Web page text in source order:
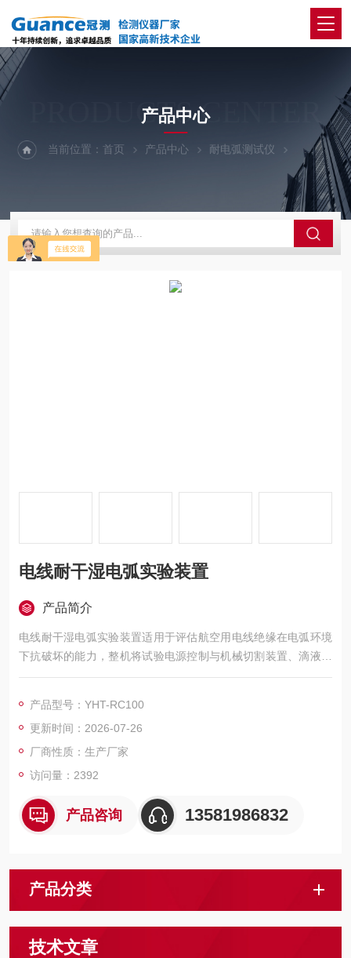
PRODUCTS CENTER
产品中心
当前位置：首页 产品中心 耐电弧测试仪 100-电线
电线耐干湿电弧实验装置
产品简介
电线耐干湿电弧实验装置适用于评估航空用电线绝缘在电弧环境
下抗破坏的能力，整机将试验电源控制与机械切割装置、滴液装
置有机结合，采用10寸高清触摸屏参数化控制；整个装置采用西
是一台专业的电线耐电弧测试设备。
产品型号：YHT-RC100
更新时间：2026-07-26
厂商性质：生产厂家
访问量：2392
产品咨询 13581986832
产品分类
技术文章